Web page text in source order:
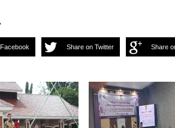
Share on Twitter Share